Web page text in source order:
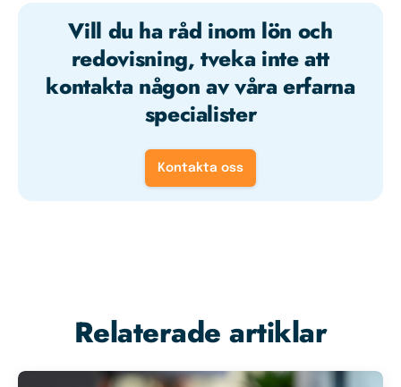
Vill du ha råd inom lön och
redovisning, tveka inte att
kontakta någon av våra erfarna
specialister
Kontakta oss
Relaterade artiklar